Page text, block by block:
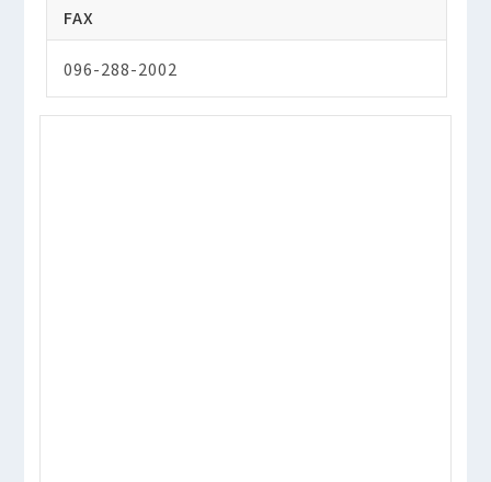
FAX
096-288-2002